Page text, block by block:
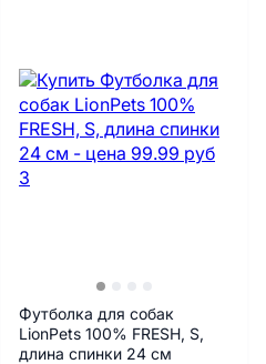
Футболка для собак
LionPets 100% FRESH, S,
длина спинки 24 см